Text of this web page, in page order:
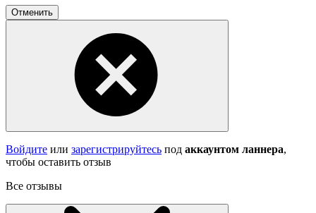
Отменить
Войдите или зарегистрируйтесь под аккаунтом ланнера,
чтобы оставить отзыв
Все отзывы